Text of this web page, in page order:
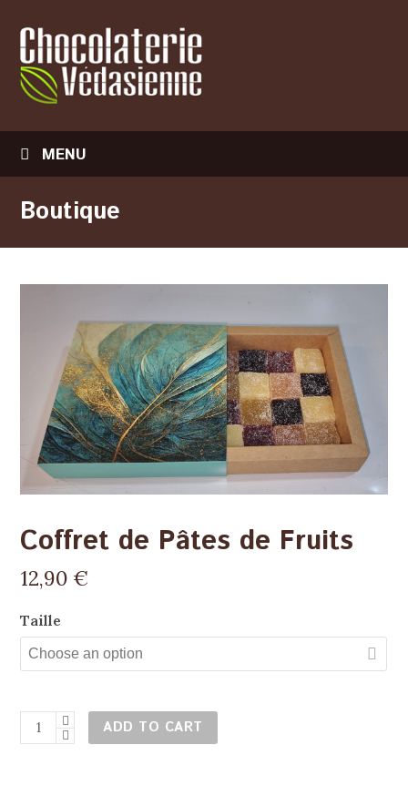
MENU
Boutique
Coffret de Pâtes de Fruits
12,90 €
Taille
ADD TO CART